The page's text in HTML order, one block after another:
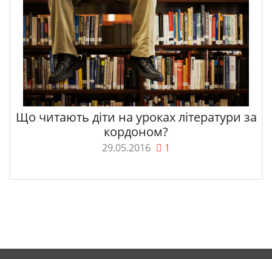
Що читають діти на уроках літератури за
кордоном?
29.05.2016 1